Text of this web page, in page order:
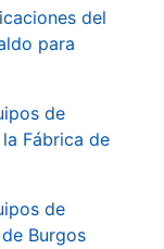
del
para
de
Fábrica de
de
Burgos